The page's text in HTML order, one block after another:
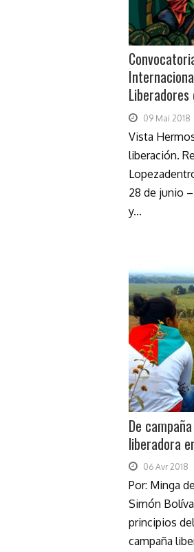
09 Mai 2018
Vista
liberación.
28 de junio
y...
De
liberadora
06 Avr 2018
Por: Minga
Simón
principios
campaña